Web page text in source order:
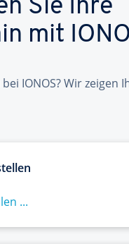
Sie Ihre
mit
IONOS? Wir zeigen
...